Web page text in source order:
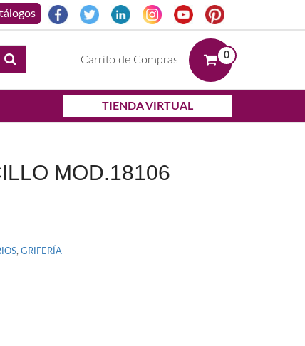
Carrito de Compras 0
TIENDA VIRTUAL
MOD.18106
, GRIFERÍA